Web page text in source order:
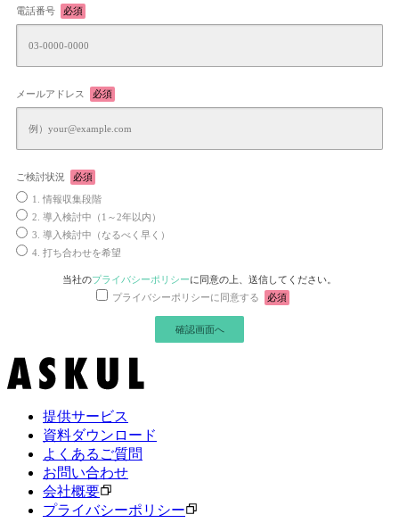
電話番号 必須
メールアドレス 必須
ご検討状況 必須
1. 情報収集段階
2. 導入検討中（1～2年以内）
3. 導入検討中（なるべく早く）
4. 打ち合わせを希望
当社のプライバシーポリシーに同意の上、送信してください。
プライバシーポリシーに同意する
必須
提供サービス
資料ダウンロード
よくあるご質問
お問い合わせ
会社概要
プライバシーポリシー